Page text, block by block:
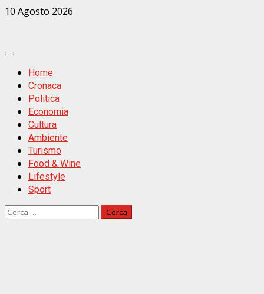
Zum
10 Agosto 2026
Primäres
MenüHome
Cronaca
Politica
Economia
Cultura
Ambiente
Turismo
Food & Wine
Lifestyle
Sport
Ricerca